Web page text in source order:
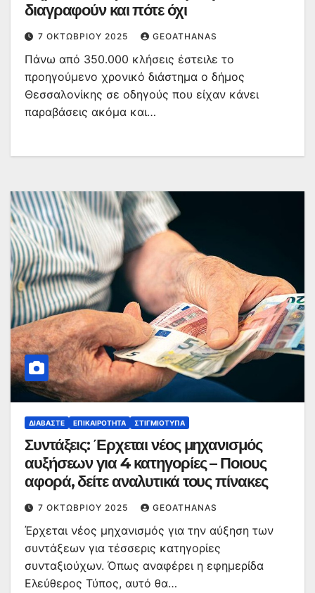
διαγραφούν και πότε όχι
7 ΟΚΤΩΒΡΊΟΥ 2025 GEOATHANAS
Πάνω από 350.000 κλήσεις έστειλε το
προηγούμενο χρονικό διάστημα ο δήμος
Θεσσαλονίκης σε οδηγούς που είχαν κάνει
παραβάσεις ακόμα και…
ΔΙΑΒΆΣΤΕ ΕΠΙΚΑΙΡΌΤΗΤΑ ΣΤΙΓΜΙΌΤΥΠΑ
Συντάξεις: Έρχεται νέος μηχανισμός
αυξήσεων για 4 κατηγορίες – Ποιους
αφορά, δείτε αναλυτικά τους πίνακες
7 ΟΚΤΩΒΡΊΟΥ 2025 GEOATHANAS
Έρχεται νέος μηχανισμός για την αύξηση των
συντάξεων για τέσσερις κατηγορίες
συνταξιούχων. Όπως αναφέρει η εφημερίδα
Ελεύθερος Τύπος, αυτό θα…